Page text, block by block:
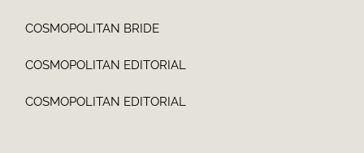
COSMOPOLITAN BRIDE
COSMOPOLITAN EDITORIAL
COSMOPOLITAN EDITORIAL